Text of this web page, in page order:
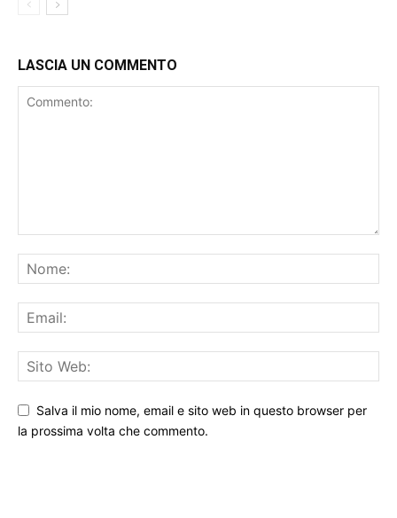
LASCIA UN COMMENTO
Salva il mio nome, email e sito web in questo browser per
la prossima volta che commento.